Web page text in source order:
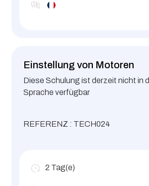
Einstellung von Motoren
Diese Schulung ist derzeit nicht in
Sprache verfügbar
REFERENZ : TECH024
2 Tag(e)